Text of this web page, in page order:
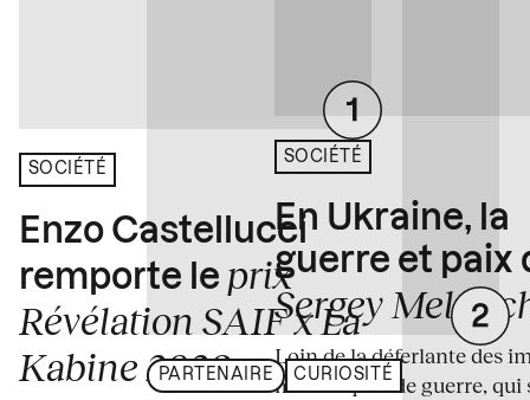
SOCIÉTÉ
Enzo Castellucci
remporte le prix
Révélation SAIF x La
Kabine 2026
PARTENAIRE CURIOSITÉ
SOCIÉTÉ
En Ukraine, la
guerre et paix
Sergey
Loin de la déferlante des
médiatiques de guerre, qui